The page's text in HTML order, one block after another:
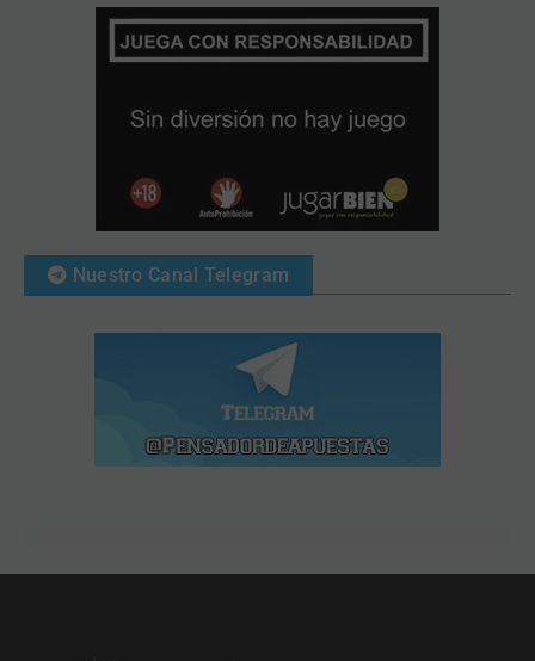
Nuestro Canal Telegram